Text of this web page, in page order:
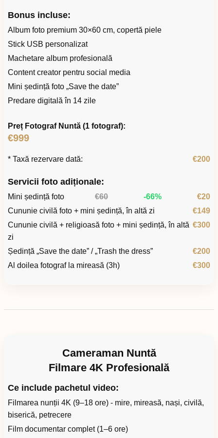
Bonus incluse:
Album foto premium 30×60 cm, copertă piele
Stick USB personalizat
Machetare album profesională
Content creator pentru social media
Mini ședință foto „Save the date”
Predare digitală în 14 zile
Preț Fotograf Nuntă (1 fotograf):
€999
* Taxă rezervare dată: €200
Servicii foto adiționale:
Mini ședință foto €60 -66%
€20
Cununie civilă foto + mini ședință, în altă zi
€149
Cununie civilă + religioasă foto + mini ședință, în altă
zi
€300
Ședință „Save the date” / „Trash the dress”
€200
Al doilea fotograf la mireasă (3h)
€300
Cameraman Nuntă
Filmare 4K Profesională
Ce include pachetul video:
Filmarea nunții 4K (9–18 ore) - mire, mireasă, nași, civilă,
biserică, petrecere
Film documentar complet (1–6 ore)